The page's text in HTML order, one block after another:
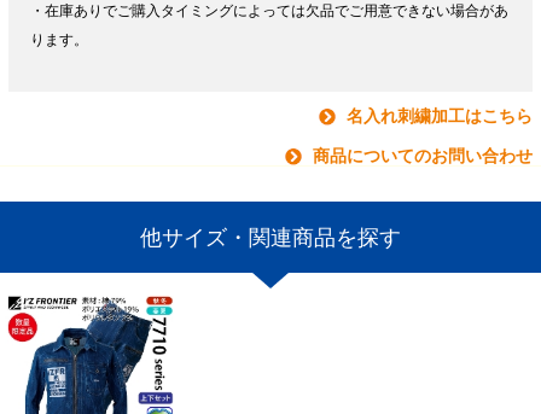
・在庫ありでご購入タイミングによっては欠品でご用意できない場合があ
ります。
名入れ刺繍加工はこちら
商品についてのお問い合わせ
他サイズ・関連商品を探す